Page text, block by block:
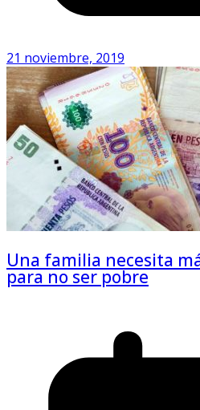
21 noviembre, 2019
Una familia necesita
para no ser pobre